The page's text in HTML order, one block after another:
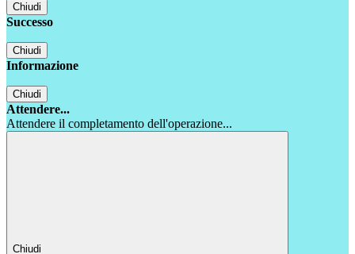
Chiudi
Successo
Chiudi
Informazione
Chiudi
Attendere...
Attendere il completamento dell'operazione...
Chiudi